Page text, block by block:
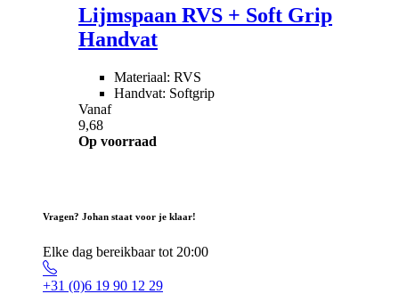
Lijmspaan RVS + Soft Grip
Handvat
Materiaal: RVS
Handvat: Softgrip
Vanaf
9,68
Op voorraad
Vragen? Johan staat voor je klaar!
Elke dag bereikbaar tot 20:00
+31 (0)6 19 90 12 29